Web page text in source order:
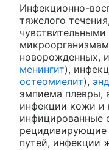
Инфекционно-
тяжелого
новорожденных,
менингит),
остеомиелит),
эмпиема плевры,
инфекции кожи и
инфицированные
путей, инфекции